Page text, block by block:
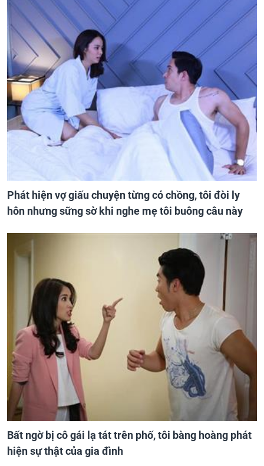
Phát hiện vợ giấu chuyện từng có chồng, tôi đòi ly
hôn nhưng sững sờ khi nghe mẹ tôi buông câu này
Bất ngờ bị cô gái lạ tát trên phố, tôi bàng hoàng phát
hiện sự thật của gia đình